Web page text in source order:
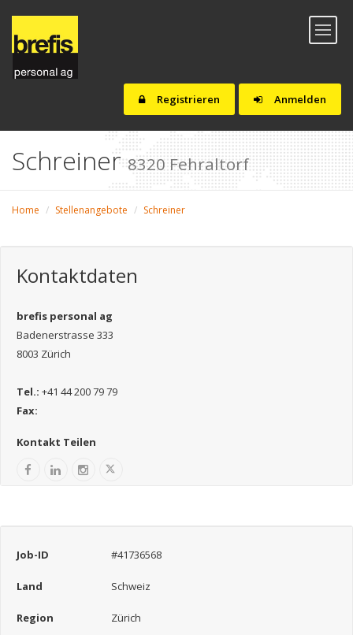
Anmelden
Registrieren
Toggle
Schreiner8320 Fehraltorf
Home Stellenangebote Schreiner
Kontaktdaten
brefis personal ag
Badenerstrasse 333
8003 Zürich
Tel.: +41 44 200 79 79
Fax:
Kontakt Teilen
Job-ID #41736568
Land Schweiz
Region Zürich